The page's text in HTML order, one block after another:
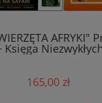
AFRYKI"
Księga
165,00 zł